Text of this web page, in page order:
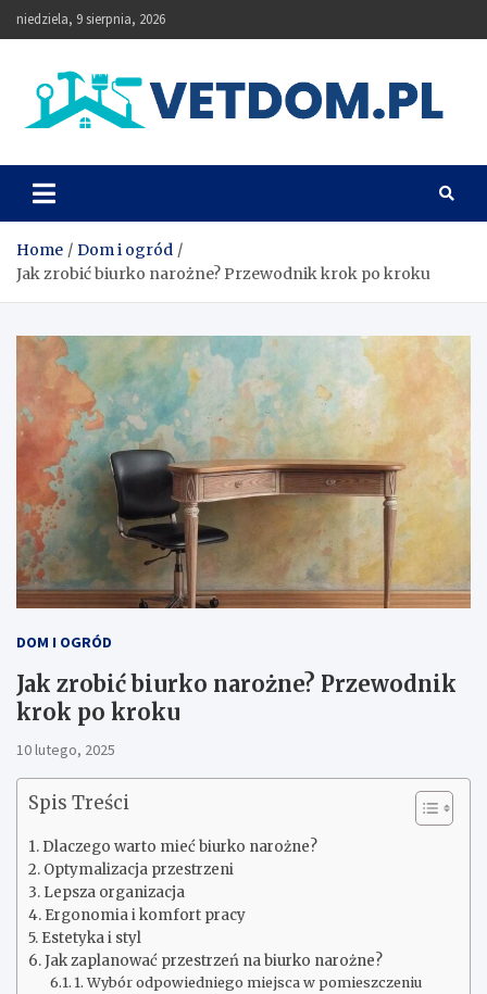
Skip
to
niedziela, 9 sierpnia, 2026
Vetdom
Home
Dom i ogród
Jak zrobić biurko narożne? Przewodnik krok po kroku
DOM I OGRÓD
Jak zrobić biurko narożne? Przewodnik
krok po kroku
10 lutego, 2025
Spis Treści
Dlaczego warto mieć biurko narożne?
Optymalizacja przestrzeni
Lepsza organizacja
Ergonomia i komfort pracy
Estetyka i styl
Jak zaplanować przestrzeń na biurko narożne?
1. Wybór odpowiedniego miejsca w pomieszczeniu